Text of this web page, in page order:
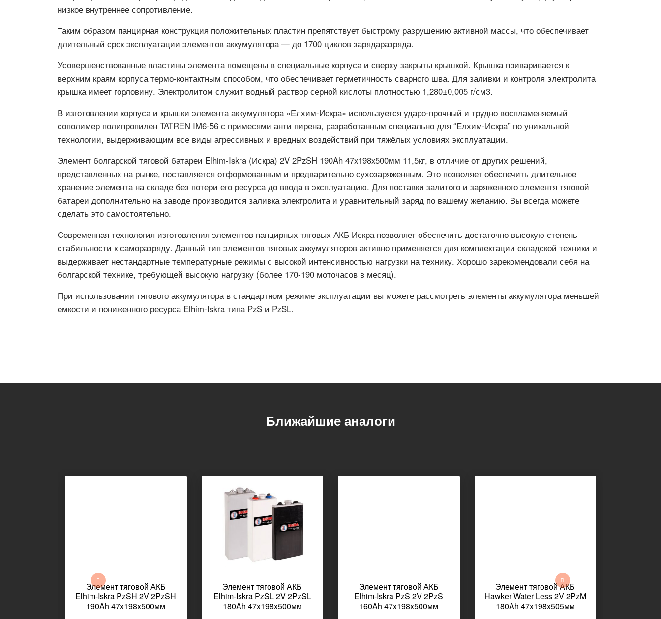
низкое внутреннее сопротивление.
Таким образом панцирная конструкция положительных пластин препятствует быстрому разрушению активной массы, что обеспечивает
длительный срок эксплуатации элементов аккумулятора — до 1700 циклов зарядаразряда.
Усовершенствованные пластины элемента помещены в специальные корпуса и сверху закрыты крышкой. Крышка приваривается к
верхним краям корпуса термо-контактным способом, что обеспечивает герметичность сварного шва. Для заливки и контроля электролита
крышка имеет горловину. Электролитом служит водный раствор серной кислоты плотностью 1,280±0,005 г/см3.
В изготовлении корпуса и крышки элемента аккумулятора «Елхим-Искра» используется ударо-прочный и трудно воспламеняемый
сополимер полипропилен TATREN IM6-56 с примесями анти пирена, разработанным специально для “Елхим-Искра” по уникальной
технологии, выдерживающим все виды агрессивных и вредных воздействий при тяжёлых условиях эксплуатации.
Элемент болгарской тяговой батареи Elhim-Iskra (Искра) 2V 2PzSH 190Ah 47x198x500мм 11,5кг, в отличие от других решений,
представленных на рынке, поставляется отформованным и предварительно сухозаряженным. Это позволяет обеспечить длительное
хранение элемента на складе без потери его ресурса до ввода в эксплуатацию. Для поставки залитого и заряженного элементя тяговой
батареи дополнительно на заводе производится заливка электролита и уравнительный заряд по вашему желанию. Вы всегда можете
сделать это самостоятельно.
Современная технология изготовления элементов панцирных тяговых АКБ Искра позволяет обеспечить достаточно высокую степень
стабильности к саморазряду. Данный тип элементов тяговых аккумуляторов активно применяется для комплектации складской техники и
выдерживает нестандартные температурные режимы с высокой интенсивностью нагрузки на технику. Хорошо зарекомендовали себя на
болгарской технике, требующей высокую нагрузку (более 170-190 моточасов в месяц).
При использовании тягового аккумулятора в стандартном режиме эксплуатации вы можете рассмотреть элементы аккумулятора меньшей
емкости и пониженного ресурса Elhim-Iskra типа PzS и PzSL.
Ближайшие аналоги
Элемент тяговой АКБ
Elhim-Iskra PzSH 2V 2PzSH
190Ah 47x198x500мм
Элемент тяговой АКБ
Elhim-Iskra PzSL 2V 2PzSL
180Ah 47x198x500мм
Элемент тяговой АКБ
Elhim-Iskra PzS 2V 2PzS
160Ah 47x198x500мм
Элемент тяговой АКБ
Hawker Water Less 2V 2PzM
180Ah 47x198x505мм